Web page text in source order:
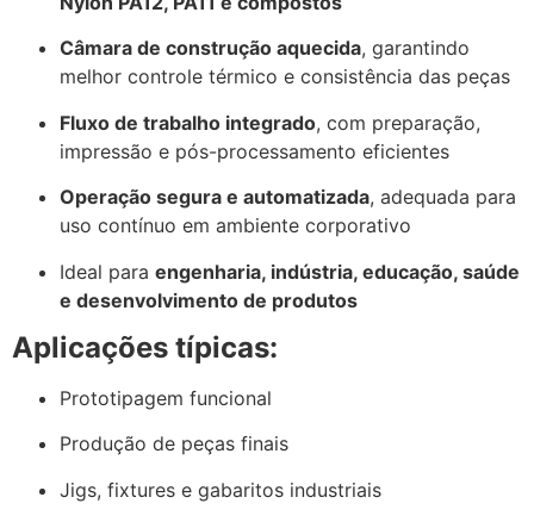
Câmara de construção aquecida, garantindo
melhor controle térmico e consistência das peças
Fluxo de trabalho integrado, com preparação,
impressão e pós-processamento eficientes
Operação segura e automatizada, adequada para
uso contínuo em ambiente corporativo
Ideal para engenharia, indústria, educação, saúde
e desenvolvimento de produtos
Aplicações típicas:
Prototipagem funcional
Produção de peças finais
Jigs, fixtures e gabaritos industriais